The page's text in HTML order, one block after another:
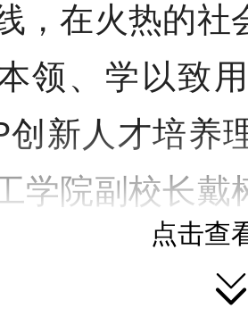
，在火热的社
领、学以致
创新人才培养
学院副校长戴
门主要负责人
指导老师代表
点击查
